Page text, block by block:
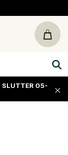
SLUTTER 05-